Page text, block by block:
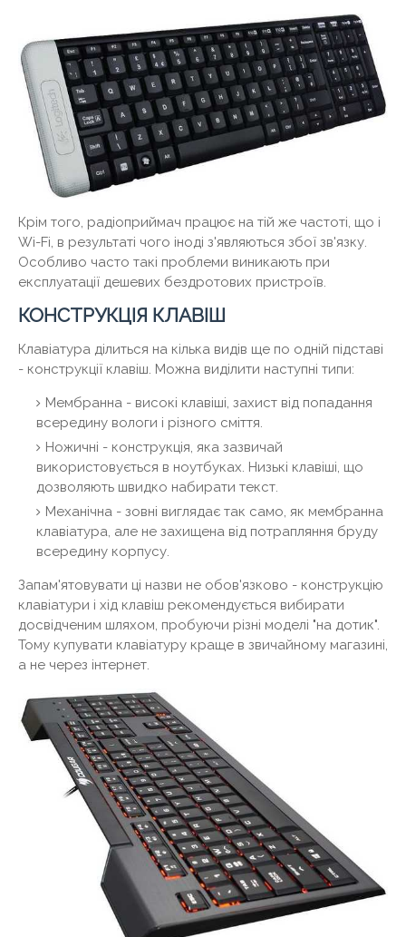
Крім того, радіоприймач працює на тій же частоті, що і
Wi-Fi, в результаті чого іноді з'являються збої зв'язку.
Особливо часто такі проблеми виникають при
експлуатації дешевих бездротових пристроїв.
КОНСТРУКЦІЯ КЛАВІШ
Клавіатура ділиться на кілька видів ще по одній підставі
- конструкції клавіш. Можна виділити наступні типи:
Мембранна - високі клавіші, захист від попадання
всередину вологи і різного сміття.
Ножичні - конструкція, яка зазвичай
використовується в ноутбуках. Низькі клавіші, що
дозволяють швидко набирати текст.
Механічна - зовні виглядає так само, як мембранна
клавіатура, але не захищена від потрапляння бруду
всередину корпусу.
Запам'ятовувати ці назви не обов'язково - конструкцію
клавіатури і хід клавіш рекомендується вибирати
досвідченим шляхом, пробуючи різні моделі "на дотик".
Тому купувати клавіатуру краще в звичайному магазині,
а не через інтернет.